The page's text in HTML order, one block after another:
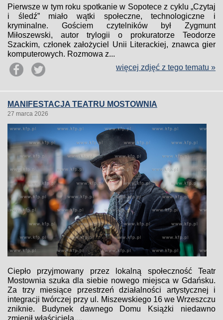
Pierwsze w tym roku spotkanie w Sopotece z cyklu „Czytaj
i śledź” miało wątki społeczne, technologiczne i
kryminalne. Gościem czytelników był Zygmunt
Miłoszewski, autor trylogii o prokuratorze Teodorze
Szackim, członek założyciel Unii Literackiej, znawca gier
komputerowych. Rozmowa z...
więcej zdjęć z tego tematu »
MANIFESTACJA TEATRU MOSTOWNIA
27 marca 2026
Ciepło przyjmowany przez lokalną społeczność Teatr
Mostownia szuka dla siebie nowego miejsca w Gdańsku.
Za trzy miesiące przestrzeń działalności artystycznej i
integracji twórczej przy ul. Miszewskiego 16 we Wrzeszczu
zniknie. Budynek dawnego Domu Książki niedawno
zmienił właściciela....